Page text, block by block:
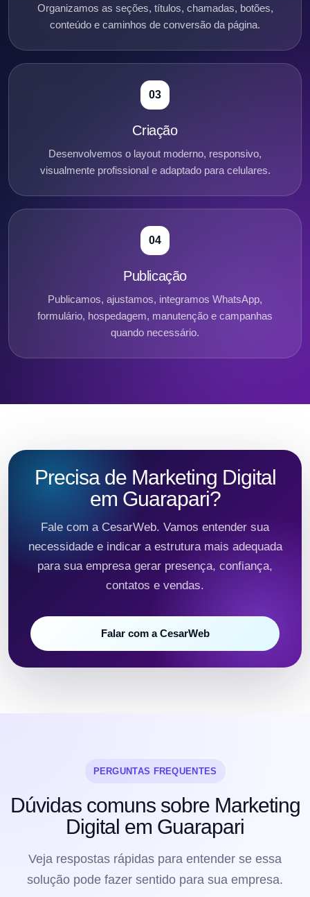
Organizamos as seções, títulos, chamadas, botões,
conteúdo e caminhos de conversão da página.
03
Criação
Desenvolvemos o layout moderno, responsivo,
visualmente profissional e adaptado para celulares.
04
Publicação
Publicamos, ajustamos, integramos WhatsApp,
formulário, hospedagem, manutenção e campanhas
quando necessário.
Precisa de Marketing Digital
em Guarapari?
Fale com a CesarWeb. Vamos entender sua
necessidade e indicar a estrutura mais adequada
para sua empresa gerar presença, confiança,
contatos e vendas.
Falar com a CesarWeb
PERGUNTAS FREQUENTES
Dúvidas comuns sobre Marketing
Digital em Guarapari
Veja respostas rápidas para entender se essa
solução pode fazer sentido para sua empresa.